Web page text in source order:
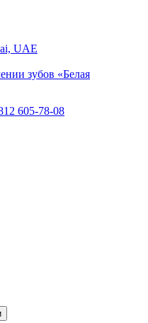
UAE
зубов «Белая
605-78-08